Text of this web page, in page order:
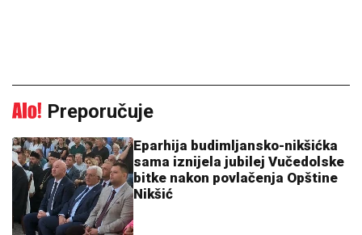
Preporučuje
Eparhija budimljansko-nikšićka
sama iznijela jubilej Vučedolske
bitke nakon povlačenja Opštine
Nikšić